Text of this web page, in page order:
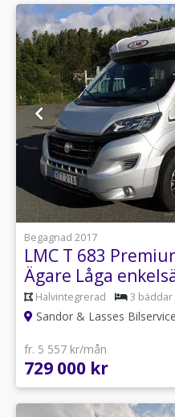
1
Begagnad 2017
LMC T 683
Ägare Låga
Halvintegrerad 3 bäddar
Sandor & Lasses
fr. 5 557 kr/mån
729 000 kr